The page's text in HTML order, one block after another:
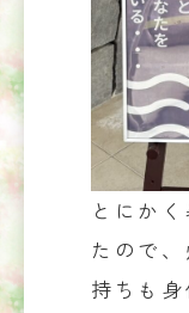
とにか
たので
持ちも